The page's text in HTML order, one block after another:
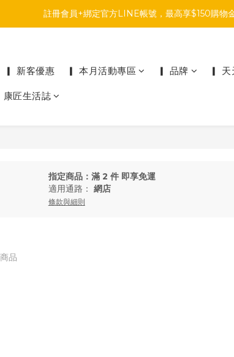
註冊會員+綁定官方LINE帳號，最高享$150購物
註冊會員+綁定官方LINE帳號，最高享$150購物
註冊會員+綁定官方LINE帳號，最高享$150購物
▎ 新客優惠 ▎ 本月活動專區 ▎ 品牌 ▎ 天
康匠生活誌
指定商品：滿 2 件 即享免運
適用通路： 網店
條款與細則
品